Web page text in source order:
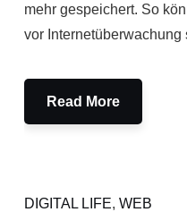
mehr gespeichert. So
vor Internetüberwachung
Read More
DIGITAL LIFE, WEB